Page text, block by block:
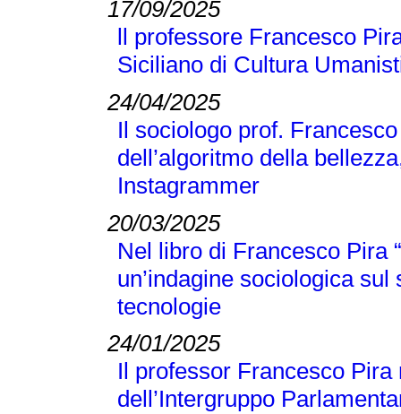
17/09/2025
ll professore Francesco
Siciliano di Cultura
24/04/2025
Il sociologo prof.
dell’algoritmo della
Instagrammer
20/03/2025
Nel libro di Francesco Pira
un’indagine sociologica
tecnologie
24/01/2025
Il professor Francesco
dell’Intergruppo